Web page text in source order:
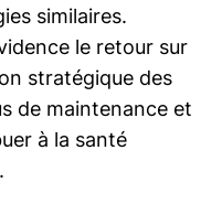
similaires.
le retour sur
stratégique des
de maintenance et
à la santé